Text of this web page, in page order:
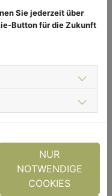
fern.Sie jederzeit über
Button für die Zukunft
NUR
NOTWENDIGE
COOKIES